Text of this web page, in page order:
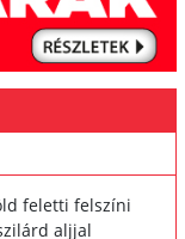
feletti felszíni
aljjal